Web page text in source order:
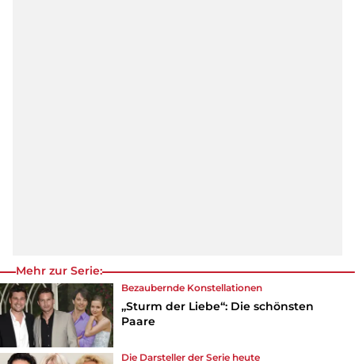
Mehr zur Serie:
Bezaubernde Konstellationen
„Sturm der Liebe“: Die schönsten
Paare
Die Darsteller derSerie heute